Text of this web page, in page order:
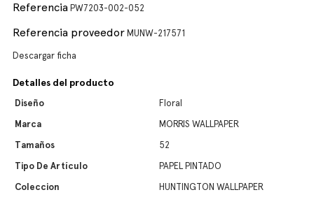
Referencia PW7203-002-052
Referencia proveedor MUNW-217571
Descargar ficha
Detalles del producto
Diseño
Floral
Marca
MORRIS WALLPAPER
Tamaños
52
Tipo De Artículo
PAPEL PINTADO
Coleccion
HUNTINGTON WALLPAPER